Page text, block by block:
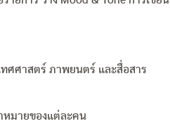
ศศาสตร์ ภาพยนตร์ และสื่อสาร
หมายของแต่ละคน